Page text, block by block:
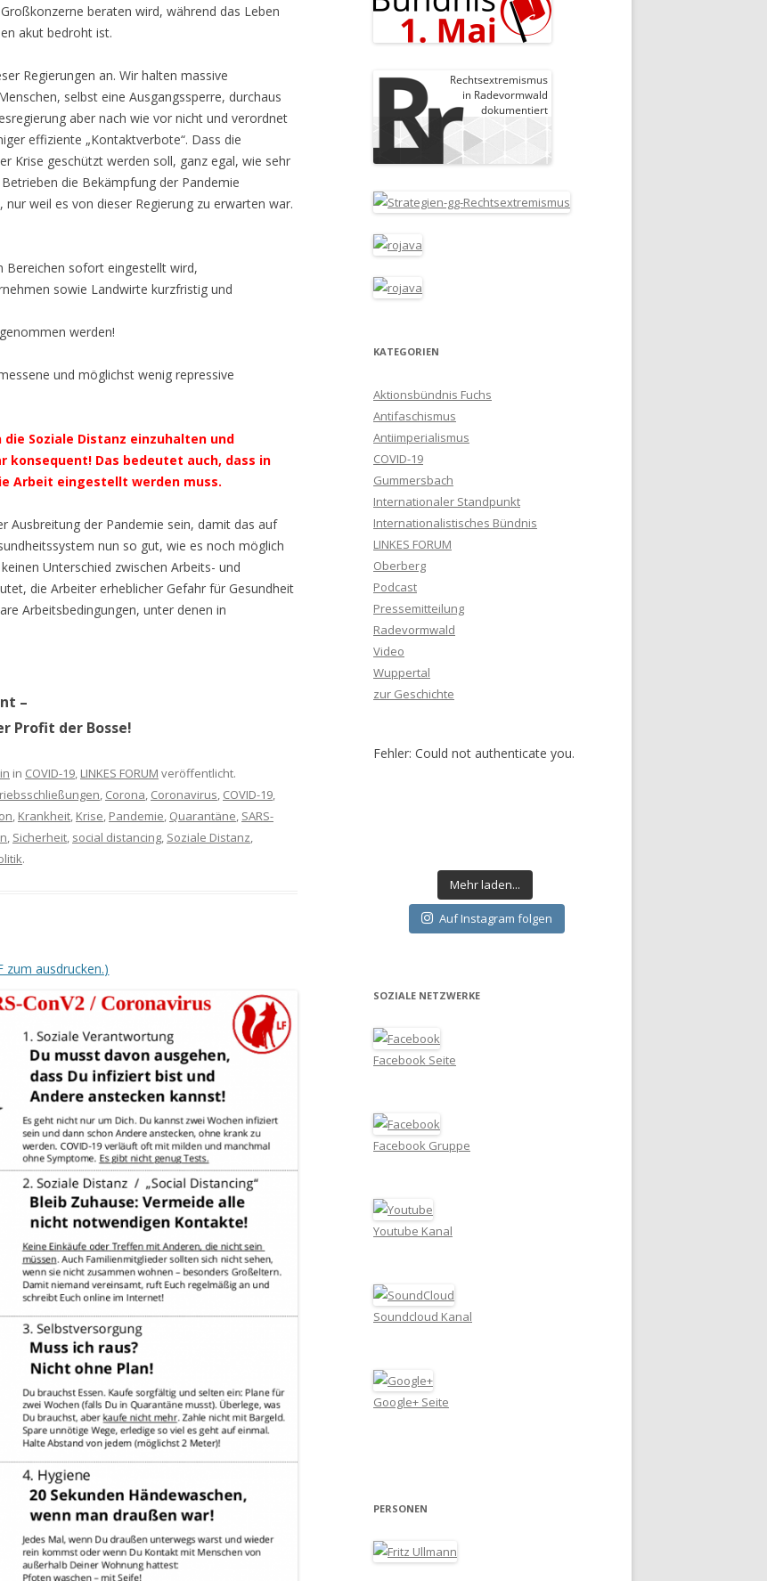
beraten wird, während das Leben
akut bedroht ist.
Regierungen an. Wir halten massive
selbst eine Ausgangssperre, durchaus
aber nach wie vor nicht und verordnet
effiziente „Kontaktverbote“. Dass die
Krise geschützt werden soll, ganz egal, wie sehr
die Bekämpfung der Pandemie
weil es von dieser Regierung zu erwarten war.
Bereichen sofort eingestellt wird,
sowie Landwirte kurzfristig und
werden!
und möglichst wenig repressive
Soziale Distanz einzuhalten und
konsequent! Das bedeutet auch, dass in
Arbeit eingestellt werden muss.
Ausbreitung der Pandemie sein, damit das auf
nun so gut, wie es noch möglich
Unterschied zwischen Arbeits- und
die Arbeiter erheblicher Gefahr für Gesundheit
Arbeitsbedingungen, unter denen in
–
Profit der Bosse!
in COVID-19, LINKES FORUM veröffentlicht.
, Corona, Coronavirus, COVID-19,
, Krankheit, Krise, Pandemie, Quarantäne, SARS-
, Sicherheit, social distancing, Soziale Distanz,
.
zum ausdrucken.)
KATEGORIEN
Aktionsbündnis Fuchs
Antifaschismus
Antiimperialismus
COVID-19
Gummersbach
Internationaler Standpunkt
Internationalistisches Bündnis
LINKES FORUM
Oberberg
Podcast
Pressemitteilung
Radevormwald
Video
Wuppertal
zur Geschichte
Fehler: Could not authenticate you.
Mehr laden...
Auf Instagram folgen
SOZIALE NETZWERKE
Facebook Seite
Facebook Gruppe
Youtube Kanal
Soundcloud Kanal
Google+ Seite
PERSONEN